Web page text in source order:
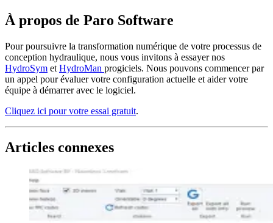
À propos de Paro Software
Pour poursuivre la transformation numérique de votre processus de
conception hydraulique, nous vous invitons à essayer nos
HydroSym et HydroMan progiciels. Nous pouvons commencer par
un appel pour évaluer votre configuration actuelle et aider votre
équipe à démarrer avec le logiciel.
Cliquez ici pour votre essai gratuit.
Articles connexes